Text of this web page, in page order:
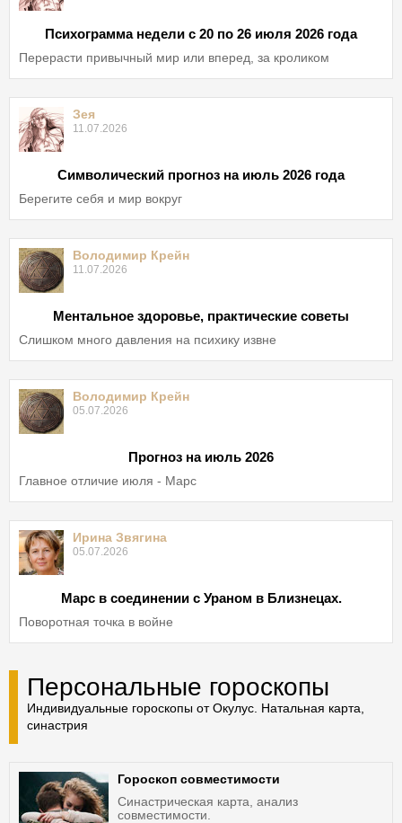
Психограмма недели с 20 по 26 июля 2026 года
Перерасти привычный мир или вперед, за кроликом
Зея
11.07.2026
Символический прогноз на июль 2026 года
Берегите себя и мир вокруг
Володимир Крейн
11.07.2026
Ментальное здоровье, практические советы
Слишком много давления на психику извне
Володимир Крейн
05.07.2026
Прогноз на июль 2026
Главное отличие июля - Марс
Ирина Звягина
05.07.2026
Марс в соединении с Ураном в Близнецах.
Поворотная точка в войне
Персональные гороскопы
Индивидуальные гороскопы от Окулус. Натальная карта,
синастрия
Гороскоп совместимости
Синастрическая карта, анализ
совместимости.